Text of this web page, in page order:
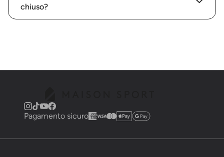
chiuso?
Pagamento sicuro